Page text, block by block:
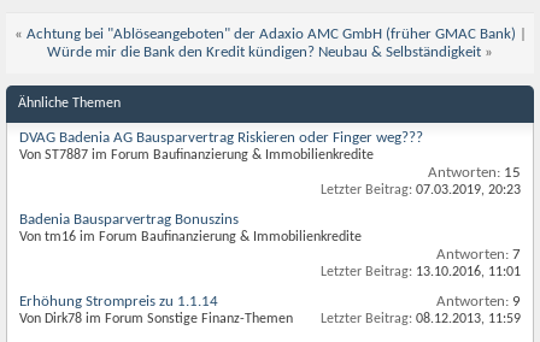
« Achtung bei "Ablöseangeboten" der Adaxio AMC GmbH (früher GMAC Bank)
Würde mir die Bank den Kredit kündigen? Neubau & Selbständigkeit »
Ähnliche Themen
DVAG Badenia AG Bausparvertrag Riskieren oder Finger weg???
Von ST7887 im Forum Baufinanzierung & Immobilienkredite
Antworten: 15
Letzter Beitrag: 07.03.2019, 20:23
Badenia Bausparvertrag Bonuszins
Von tm16 im Forum Baufinanzierung & Immobilienkredite
Antworten: 7
Letzter Beitrag: 13.10.2016, 11:01
Erhöhung Strompreis zu 1.1.14
Von Dirk78 im Forum Sonstige Finanz-Themen
Antworten: 9
Letzter Beitrag: 08.12.2013, 11:59